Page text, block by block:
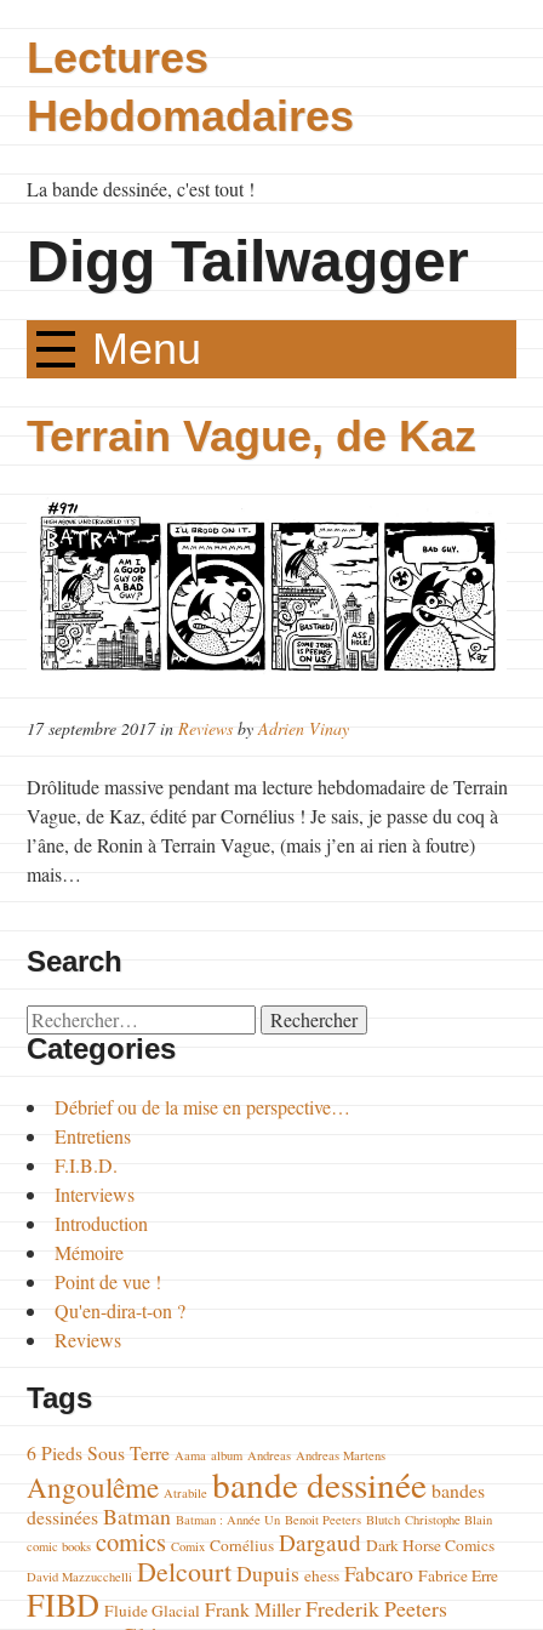
Lectures
Hebdomadaires
La bande dessinée, c'est tout !
Digg Tailwagger
Menu
Terrain Vague, de Kaz
17 septembre 2017 inReviews byAdrien Vinay
Drôlitude massive pendant ma lecture hebdomadaire de Terrain
Vague, de Kaz, édité par Cornélius ! Je sais, je passe du coq à
l’âne, de Ronin à Terrain Vague, (mais j’en ai rien à foutre)
mais…
Search
Rechercher :
Categories
Débrief ou de la mise en perspective…
Entretiens
F.I.B.D.
Interviews
Introduction
Mémoire
Point de vue !
Qu'en-dira-t-on ?
Reviews
Tags
6 Pieds Sous Terre Aama album Andreas Andreas Martens
Angoulême Atrabile bande dessinéebandes
dessinéesBatman Batman : Année Un Benoit Peeters Blutch Christophe Blain
comic books comics Comix Cornélius Dargaud Dark Horse Comics
David Mazzucchelli DelcourtDupuis ehess Fabcaro Fabrice Erre
FIBD Fluide Glacial Frank MillerFrederik Peeters